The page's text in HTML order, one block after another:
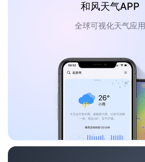
和风天气APP
全球可视化天气应用